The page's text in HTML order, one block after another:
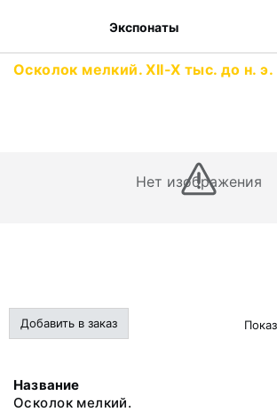
Экспонаты
Осколок мелкий. XII-X тыс. до н. э.
Нет изображения
Добавить в заказ
Название
Осколок мелкий.